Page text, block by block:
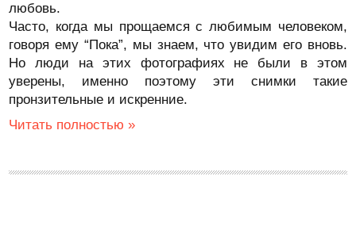
любовь.
Часто, когда мы прощаемся с любимым человеком,
говоря ему “Пока”, мы знаем, что увидим его вновь.
Но люди на этих фотографиях не были в этом
уверены, именно поэтому эти снимки такие
пронзительные и искренние.
Читать полностью »